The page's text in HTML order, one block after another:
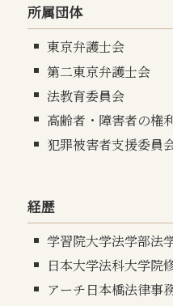
所属団体
東京弁護士会
第二東京弁護士会
法教育委員会
高齢者・障害者の権
犯罪被害者支援委員
経歴
学習院大学法学部法
日本大学法科大学院
アーチ日本橋法律事